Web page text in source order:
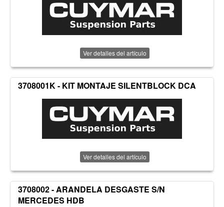
Ver detalles del artículo
3708001K - KIT MONTAJE SILENTBLOCK DCA
Ver detalles del artículo
3708002 - ARANDELA DESGASTE S/N
MERCEDES HDB